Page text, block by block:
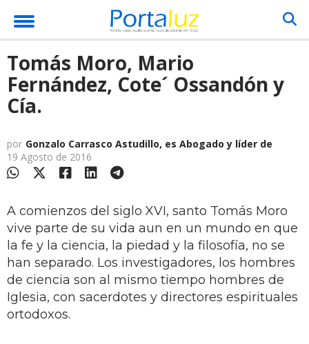
Tomás Moro, Mario
Fernández, Cote´ Ossandón y
Cía.
por Gonzalo Carrasco Astudillo, es Abogado y líder de
19 Agosto de 2016
A comienzos del siglo XVI, santo Tomás Moro
vive parte de su vida aun en un mundo en que
la fe y la ciencia, la piedad y la filosofía, no se
han separado. Los investigadores, los hombres
de ciencia son al mismo tiempo hombres de
Iglesia, con sacerdotes y directores espirituales
ortodoxos.